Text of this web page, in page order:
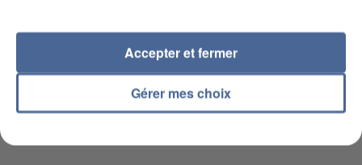
L’UN DES FONDATEURS SUPPOSÉS DE LA DZ
MAFIA INTERPELLÉ EN ALGÉRIE
Gérer mes choix
Accepter et fermer